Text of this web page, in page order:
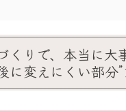
くりで、本当に大
に変えにくい部分